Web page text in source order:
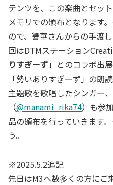
テンツを、この楽曲とセッ
メモリでの頒布となります
ので、響華さんからの手渡
回はDTMステーション
りすぎーず 」とのコラボ出
「勢いありすぎーず」の朗
主題歌を歌唱したシンガー、
（@manami_rika74）も参
品の頒布を行っていきます
う。
※2025.5.2追記
先日はM3へ数多くの方にご